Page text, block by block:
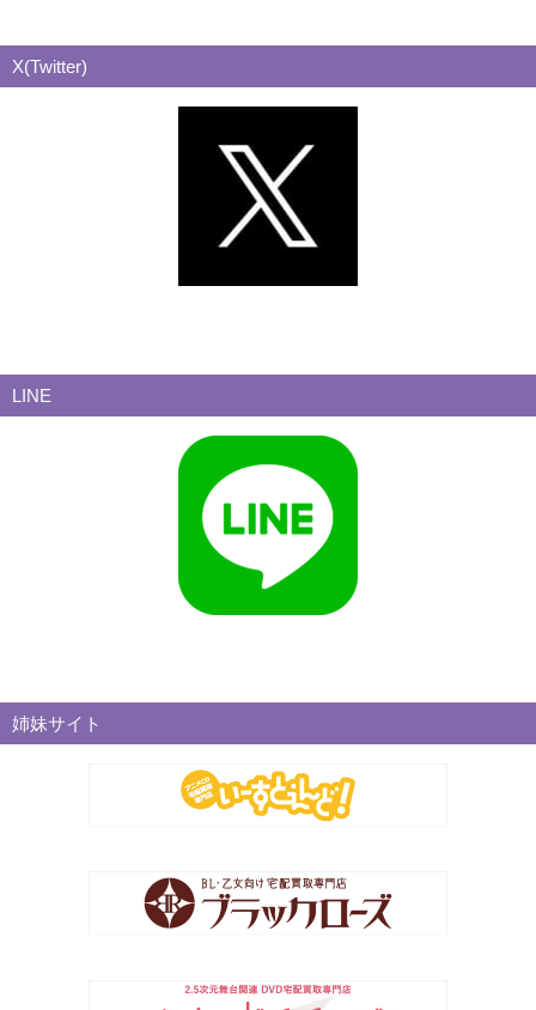
X(Twitter)
LINE
姉妹サイト